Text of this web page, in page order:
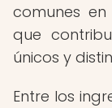
comunes
que
únicos y
Entre los